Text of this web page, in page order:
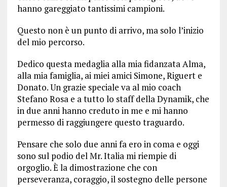
hanno gareggiato tantissimi campioni.
Questo non è un punto di arrivo, ma solo l’inizio
del mio percorso.
Dedico questa medaglia alla mia fidanzata Alma,
alla mia famiglia, ai miei amici Simone, Riguert e
Donato. Un grazie speciale va al mio coach
Stefano Rosa e a tutto lo staff della Dynamik, che
in due anni hanno creduto in me e mi hanno
permesso di raggiungere questo traguardo.
Pensare che solo due anni fa ero in coma e oggi
sono sul podio del Mr. Italia mi riempie di
orgoglio. È la dimostrazione che con
perseveranza, coraggio, il sostegno delle persone